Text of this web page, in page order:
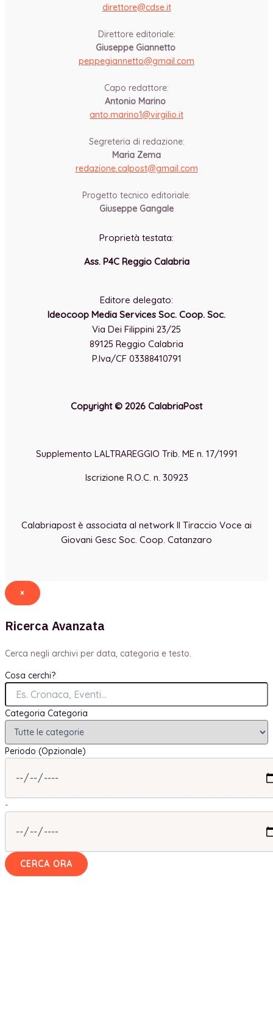
direttore@cdse.it
Direttore editoriale:
Giuseppe Giannetto
peppegiannetto@gmail.com
Capo redattore:
Antonio Marino
anto.marino1@virgilio.it
Segreteria di redazione:
Maria Zema
redazione.calpost@gmail.com
Progetto tecnico editoriale:
Giuseppe Gangale
Proprietà testata:
Ass. P4C Reggio Calabria
Editore delegato:
Ideocoop Media Services Soc. Coop. Soc.
Via Dei Filippini 23/25
89125 Reggio Calabria
P.Iva/CF 03388410791
Copyright © 2026 CalabriaPost
Supplemento LALTRAREGGIO Trib. ME n. 17/1991
Iscrizione R.O.C. n. 30923
Calabriapost è associata al network Il Tiraccio Voce ai
Giovani Gesc Soc. Coop. Catanzaro
×
Ricerca Avanzata
Cerca negli archivi per data, categoria e testo.
Cosa cerchi?
Categoria Categoria
Periodo (Opzionale)
-
CERCA ORA